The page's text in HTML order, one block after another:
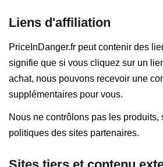
Liens d'affiliation
PriceInDanger.fr peut contenir des
signifie que si vous cliquez sur un
achat, nous pouvons recevoir une
supplémentaires pour vous.
Nous ne contrôlons pas les produits,
politiques des sites partenaires.